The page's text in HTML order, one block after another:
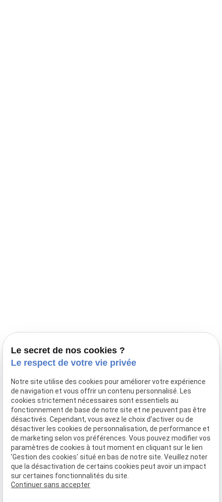
03 28 68 82 00
06 80 84 45 90
Adresse
10, chemin de Cassel
59470 BOLLEZEELE
Horaires
09:00 - 17:00
Lundi - Samedi
Le secret de nos cookies ?
Le respect de votre vie privée
Notre site utilise des cookies pour améliorer votre expérience
de navigation et vous offrir un contenu personnalisé. Les
cookies strictement nécessaires sont essentiels au
fonctionnement de base de notre site et ne peuvent pas être
désactivés. Cependant, vous avez le choix d'activer ou de
désactiver les cookies de personnalisation, de performance et
de marketing selon vos préférences. Vous pouvez modifier vos
paramètres de cookies à tout moment en cliquant sur le lien
'Gestion des cookies' situé en bas de notre site. Veuillez noter
que la désactivation de certains cookies peut avoir un impact
sur certaines fonctionnalités du site.
Continuer sans accepter